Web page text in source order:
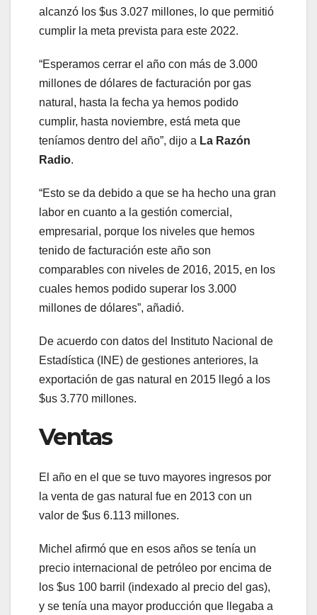
alcanzó los $us 3.027 millones, lo que permitió
cumplir la meta prevista para este 2022.
“Esperamos cerrar el año con más de 3.000
millones de dólares de facturación por gas
natural, hasta la fecha ya hemos podido
cumplir, hasta noviembre, está meta que
teníamos dentro del año”, dijo a La Razón
Radio.
“Esto se da debido a que se ha hecho una gran
labor en cuanto a la gestión comercial,
empresarial, porque los niveles que hemos
tenido de facturación este año son
comparables con niveles de 2016, 2015, en los
cuales hemos podido superar los 3.000
millones de dólares”, añadió.
De acuerdo con datos del Instituto Nacional de
Estadística (INE) de gestiones anteriores, la
exportación de gas natural en 2015 llegó a los
$us 3.770 millones.
Ventas
El año en el que se tuvo mayores ingresos por
la venta de gas natural fue en 2013 con un
valor de $us 6.113 millones.
Michel afirmó que en esos años se tenía un
precio internacional de petróleo por encima de
los $us 100 barril (indexado al precio del gas),
y se tenía una mayor producción que llegaba a